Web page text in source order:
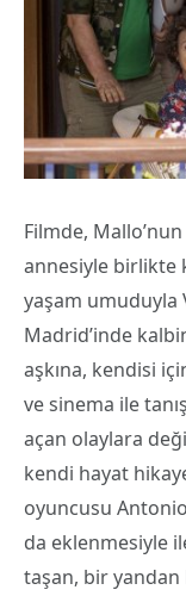
Filmde, Mallo’nun
annesiyle birlikte
yaşam umuduyla
Madrid’inde
aşkına, kendisi
ve sinema ile
açan olaylara
kendi hayat
oyuncusu
da eklenmesiyle
taşan, bir